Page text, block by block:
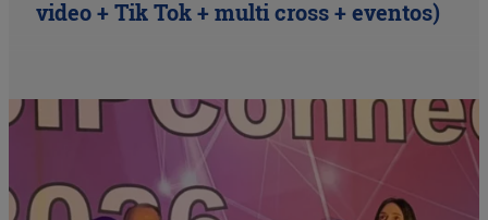
video + Tik Tok + multi cross + eventos)